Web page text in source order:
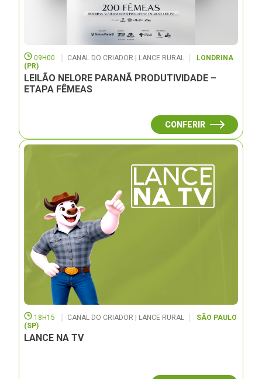
09H00 CANAL DO CRIADOR | LANCE RURAL
LONDRINA
(PR)
LEILÃO NELORE PARANÃ PRODUTIVIDADE –
ETAPA FÊMEAS
CONFERIR
18H15 CANAL DO CRIADOR | LANCE RURAL
SÃO PAULO
(SP)
LANCE NA TV